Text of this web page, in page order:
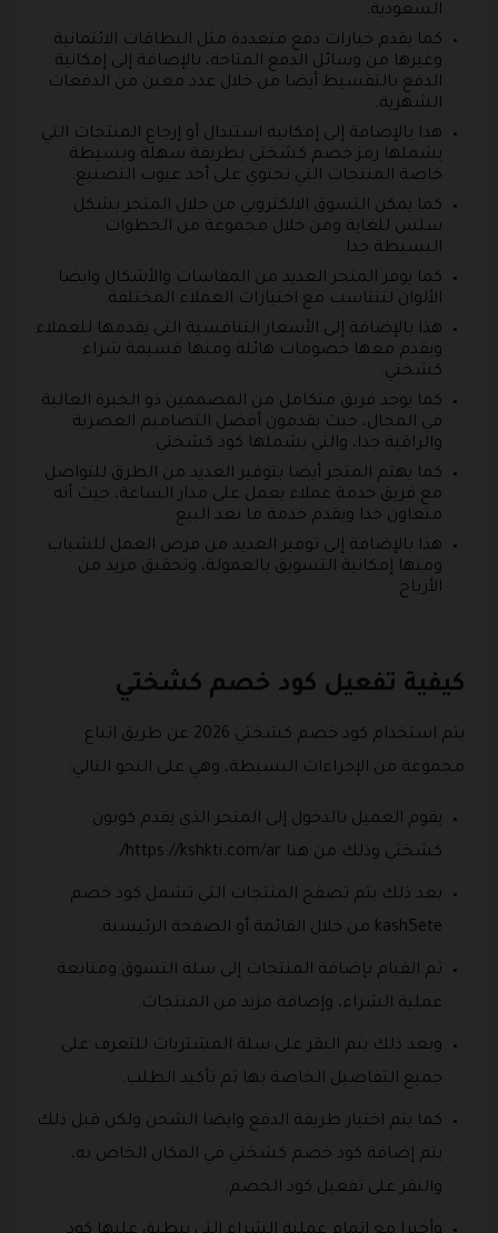
السعودية.
كما يقدم خيارات دفع متعددة مثل البطاقات الائتمانية
وغيرها من وسائل الدفع المتاحة، بالإضافة إلى إمكانية
الدفع بالتقسيط أيضا من خلال عدد معين من الدفعات
الشهرية.
هذا بالإضافة إلى إمكانية استبدال أو إرجاع المنتجات التي
يشملها رمز خصم كشختي بطريقة سهلة وبسيطة
خاصة المنتجات التي تحتوي على أحد عيوب التصنيع.
كما يمكن التسوق الالكتروني من خلال المتجر بشكل
سلس للغاية ومن خلال مجموعة من الخطوات
البسيطة جدا.
كما يوفر المتجر العديد من المقاسات والأشكال وايضا
الألوان لتتناسب مع اختيارات العملاء المختلفة.
هذا بالإضافة إلى الأسعار التنافسية التي يقدمها للعملاء
ويقدم معها خصومات هائلة ومنها قسيمة شراء
كشختي.
كما يوجد فريق متكامل من المصممين ذو الخبرة العالية
في المجال، حيث يقدمون أفضل التصاميم العصرية
والراقية جدا، والتي يشملها كود كشختي.
كما يهتم المتجر أيضا بتوفير العديد من الطرق للتواصل
مع فريق خدمة عملاء يعمل على مدار الساعة، حيث أنه
متعاون جدا ويقدم خدمة ما بعد البيع.
هذا بالإضافة إلى توفير العديد من فرص العمل للشباب
ومنها إمكانية التسويق بالعمولة، وتحقيق مزيد من
الأرباح.
كيفية تفعيل كود خصم كشختي
يتم استخدام كود خصم كشختي 2026 عن طريق اتباع
مجموعة من الإجراءات البسيطة، وهي على النحو التالي:
يقوم العميل بالدخول إلى المتجر الذي يقدم كوبون
كشختي وذلك من هنا https://kshkti.com/ar/.
بعد ذلك يتم تصفح المنتجات التي تشمل كود خصم
kash5ete من خلال القائمة أو الصفحة الرئيسية.
ثم القيام بإضافة المنتجات إلى سلة التسوق ومتابعة
عملية الشراء، وإضافة مزيد من المنتجات.
وبعد ذلك يتم النقر على سلة المشتريات للتعرف على
جميع التفاصيل الخاصة بها ثم تأكيد الطلب.
كما يتم اختيار طريقة الدفع وايضا الشحن ولكن قبل ذلك
يتم إضافة كود خصم كشختي في المكان الخاص به،
والنقر على تفعيل كود الخصم.